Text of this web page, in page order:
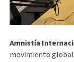
Amnistía
movimiento global